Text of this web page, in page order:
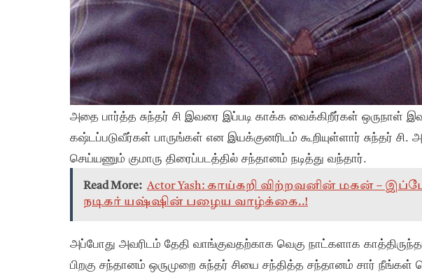
அதை பார்த்த சுந்தர் சி இவரை இப்படி காக்க வைக்கிறீர்கள் ஒருநாள்
கஷ்டப்படுவீர்கள் பாருங்கள் என இயக்குனரிடம் கூறியுள்ளார் சுந்தர்
செய்யணும் குமாரு திரைப்படத்தில் சந்தானம் நடித்து வந்தார்.
Read More: Actor Yash: காய்கறி விற்றவனின் மகன் –
நடிகர் யஷ்ஷின் பழைய வாழ்க்கை..!
அப்போது அவரிடம் தேதி வாங்குவதற்காக வெகு நாட்களாக
பிறகு சந்தானம் ஒருமுறை சுந்தர் சியை சந்தித்த சந்தானம் சார் நீங்கள்